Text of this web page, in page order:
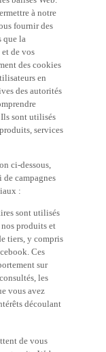
à notre
fournir des
que la
de vos
des cookies
en
des autorités
sont utilisés
services
campagnes
:
produits et
tiers, y compris
Ces
sur
les
vous avez
découlant
site Web